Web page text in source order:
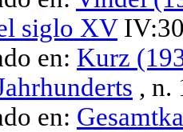
siglo XV
en: Kurz
, n.
en: